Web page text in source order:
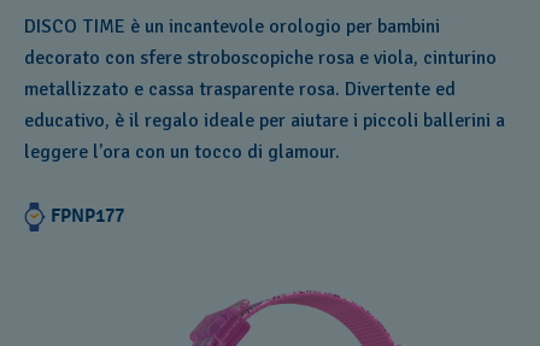
DISCO TIME è un incantevole orologio per bambini
decorato con sfere stroboscopiche rosa e viola, cinturino
metallizzato e cassa trasparente rosa. Divertente ed
educativo, è il regalo ideale per aiutare i piccoli ballerini a
leggere l’ora con un tocco di glamour.
FPNP177